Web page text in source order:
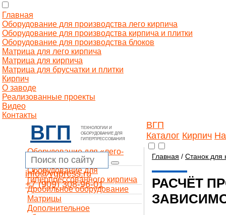
Главная
Оборудование для производства лего кирпича
Оборудование для производства кирпича и плитки
Оборудование для производства блоков
Матрица для лего кирпича
Матрица для кирпича
Матрица для брусчатки и плитки
Кирпич
О заводе
Реализованные проекты
Видео
Контакты
ВГП
ТЕХНОЛОГИИ И
ОБОРУДОВАНИЕ ДЛЯ
ГИПЕРПРЕССОВАНИЯ
ВГП
Каталог Кирпич
info@vgpress.ru
+7 (909) 308-96-01
Оборудование для «лего-
кирпича»
Оборудование для
гиперпрессованного кирпича
Дробильное оборудование
Матрицы
Дополнительное
Главная / Станок для
РАСЧЁТ